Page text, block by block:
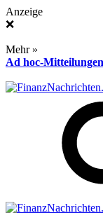
Anzeige
❌
Mehr »
Ad hoc-Mitteilungen